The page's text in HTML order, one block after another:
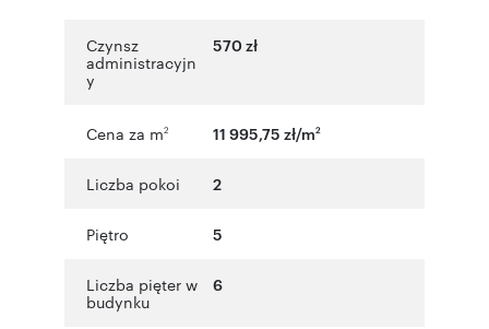
Czynsz
administracyjn
y
570 zł
Cena za m2 11 995,75 zł/m2
Liczba pokoi 2
Piętro 5
Liczba pięter w
budynku
6